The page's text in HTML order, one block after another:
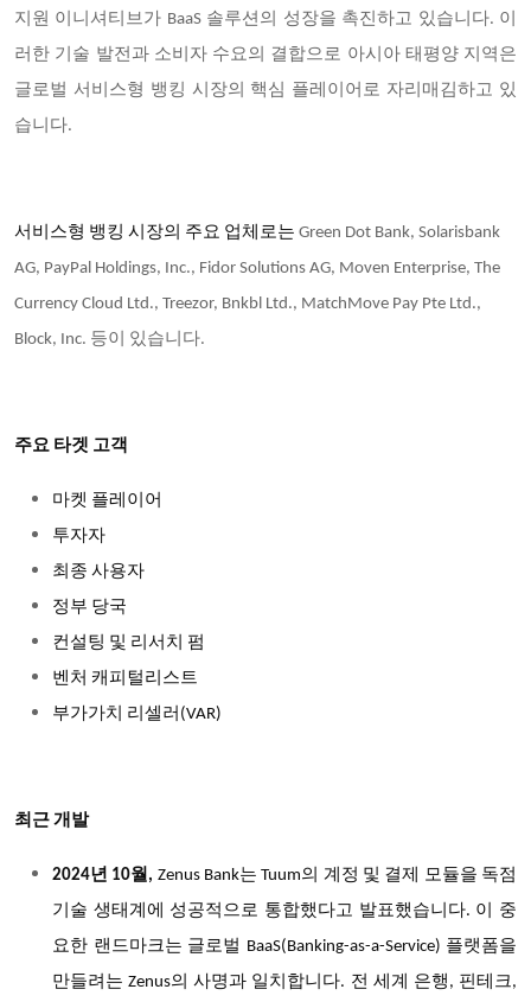
지원 이니셔티브가 BaaS 솔루션의 성장을 촉진하고 있습니다. 이
러한 기술 발전과 소비자 수요의 결합으로 아시아 태평양 지역은
글로벌 서비스형 뱅킹 시장의 핵심 플레이어로 자리매김하고 있
습니다.
서비스형 뱅킹 시장의 주요 업체로는 Green Dot Bank, Solarisbank
AG, PayPal Holdings, Inc., Fidor Solutions AG, Moven Enterprise, The
Currency Cloud Ltd., Treezor, Bnkbl Ltd., MatchMove Pay Pte Ltd.,
Block, Inc. 등이 있습니다.
주요 타겟 고객
마켓 플레이어
투자자
최종 사용자
정부 당국
컨설팅 및 리서치 펌
벤처 캐피털리스트
부가가치 리셀러(VAR)
최근 개발
2024년 10월 , Zenus Bank는 Tuum의 계정 및 결제 모듈을 독점
기술 생태계에 성공적으로 통합했다고 발표했습니다. 이
중
요한 랜드마크는 글로벌 BaaS(Banking-as-a-Service) 플랫폼을
만들려는 Zenus의 사명과 일치합니다. 전 세계 은행 , 핀테크 ,